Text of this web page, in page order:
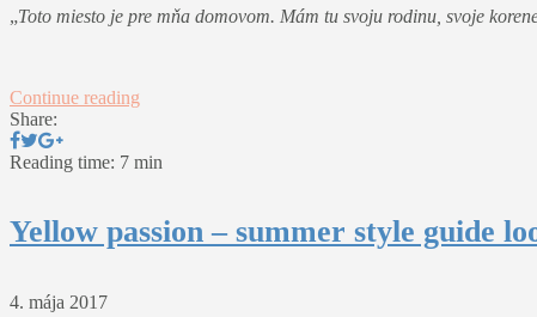
„Toto miesto je pre mňa domovom. Mám tu svoju rodinu, svoje
Continue reading
Share:
Reading time: 7 min
Yellow passion – summer style guide
4. mája 2017